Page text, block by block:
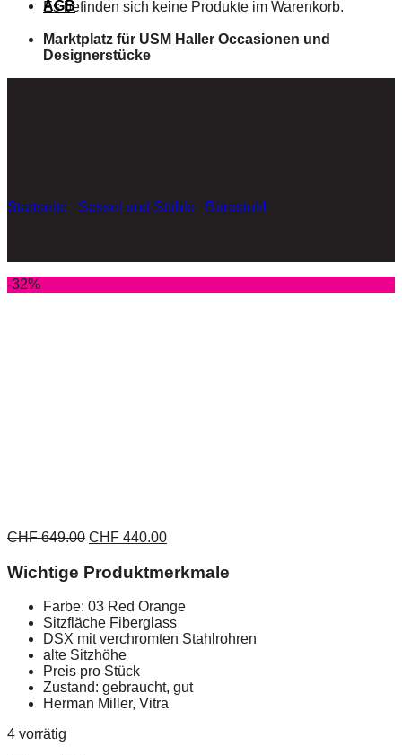
Es befinden sich keine Produkte im Warenkorb.
AGB
Marktplatz für USM Haller Occasionen und
Designerstücke
Startseite Sessel und Stühle Bürostuhl
-32%
CHF649.00 CHF 440.00
Wichtige Produktmerkmale
Farbe: 03 Red Orange
Sitzfläche Fiberglass
DSX mit verchromten Stahlrohren
alte Sitzhöhe
Preis pro Stück
Zustand: gebraucht, gut
Herman Miller, Vitra
4 vorrätig